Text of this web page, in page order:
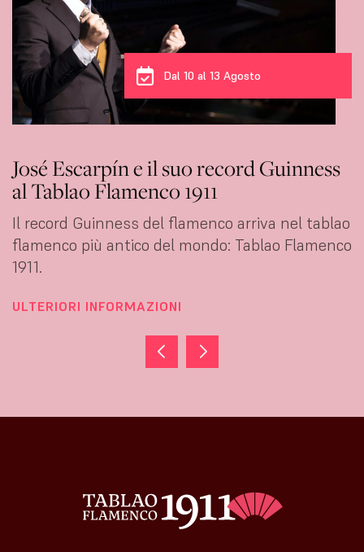
Dal 10 al 13 Agosto
José Escarpín e il suo record Guinness
al Tablao Flamenco 1911
Il record Guinness del flamenco arriva nel tablao
flamenco più antico del mondo: Tablao Flamenco
1911.
ULTERIORI INFORMAZIONI